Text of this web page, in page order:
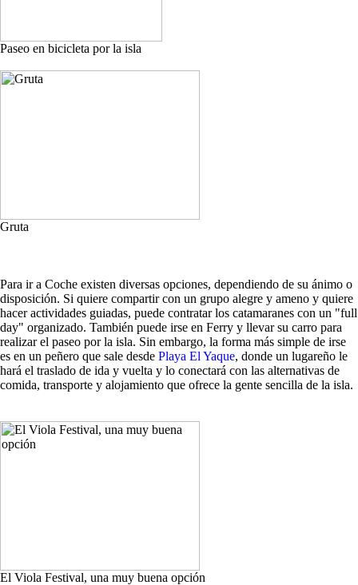
Paseo en bicicleta por la isla
Gruta
Para ir a Coche existen diversas opciones, dependiendo de su ánimo o
disposición. Si quiere compartir con un grupo alegre y ameno y quiere
hacer actividades guiadas, puede contratar los catamaranes con un "full
day" organizado. También puede irse en Ferry y llevar su carro para
realizar el paseo por la isla. Sin embargo, la forma más simple de irse
es en un peñero que sale desde Playa El Yaque, donde un lugareño le
hará el traslado de ida y vuelta y lo conectará con las alternativas de
comida, transporte y alojamiento que ofrece la gente sencilla de la isla.
El Viola Festival, una muy buena opción